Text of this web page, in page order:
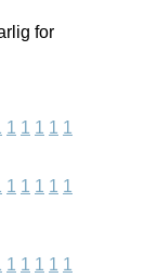
for
1 1 1 1 1
1 1 1 1 1
1 1 1 1 1